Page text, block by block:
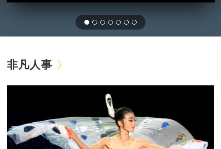
非凡人事